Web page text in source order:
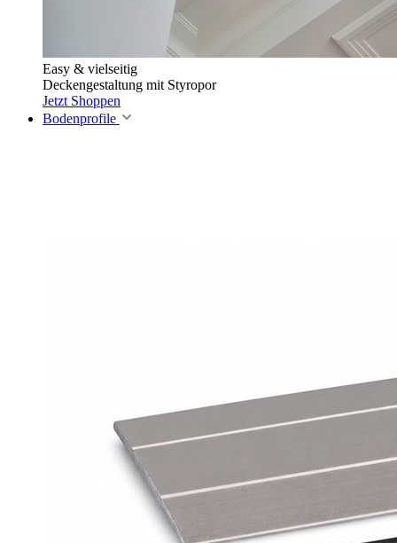
Easy & vielseitig
Deckengestaltung mit Styropor
Jetzt Shoppen
Bodenprofile